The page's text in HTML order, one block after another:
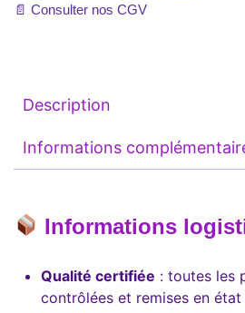
📄 Consulter nos CGV
Description
Informations
Informations
Qualité certifiée : toutes les
contrôlées et remises en